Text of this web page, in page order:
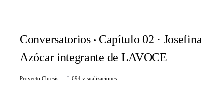
Conversatorios
Capítulo 02 · Josefina
Azócar integrante de LAVOCE
Proyecto Chresis 694 visualizaciones